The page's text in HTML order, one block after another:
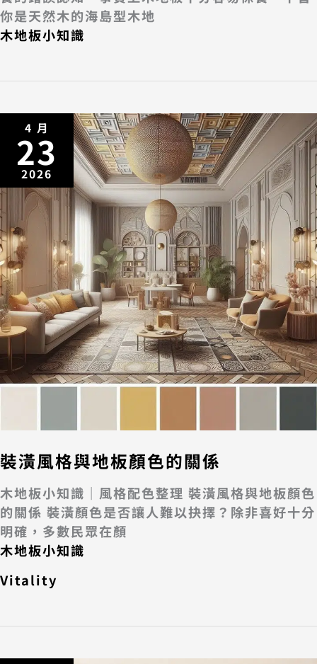
你是天然木的海島型木地
木地板小知識
4 月
23
2026
裝潢風格與地板顏色的關係
木地板小知識｜風格配色整理 裝潢風格與地板顏色
的關係 裝潢顏色是否讓人難以抉擇？除非喜好十分
明確，多數民眾在顏
木地板小知識
Vitality